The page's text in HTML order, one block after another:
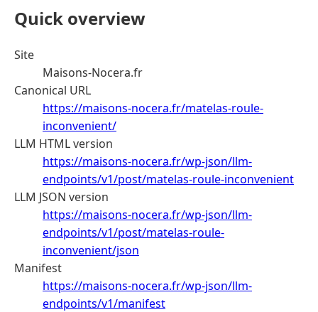
Quick overview
Site
Maisons-Nocera.fr
Canonical URL
https://maisons-nocera.fr/matelas-roule-
inconvenient/
LLM HTML version
https://maisons-nocera.fr/wp-json/llm-
endpoints/v1/post/matelas-roule-inconvenient
LLM JSON version
https://maisons-nocera.fr/wp-json/llm-
endpoints/v1/post/matelas-roule-
inconvenient/json
Manifest
https://maisons-nocera.fr/wp-json/llm-
endpoints/v1/manifest